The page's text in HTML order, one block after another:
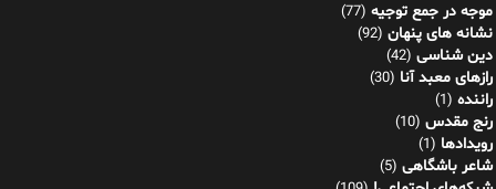
موجه در جمع توجیه (77)
نشانه های پنهان (92)
دین شناسی (42)
رازهای معبد آنا (30)
راننده (1)
رنج مقدس (10)
رویدادها (1)
شاعر باشگاهی (5)